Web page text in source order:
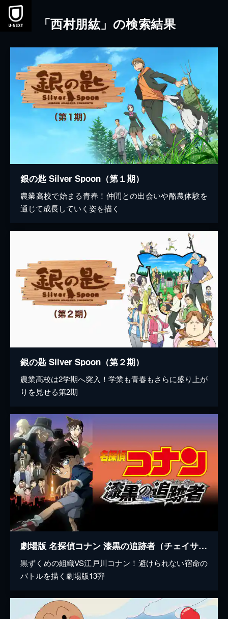
本文へスキップ
「西村朋紘」の検索結果
銀の匙 Silver Spoon（第１期）
農業高校で始まる青春！仲間との出会いや酪農体験を
通じて成長していく姿を描く
銀の匙 Silver Spoon（第２期）
農業高校は2学期へ突入！学業も青春もさらに盛り上が
りを見せる第2期
劇場版 名探偵コナン 漆黒の追跡者（チェイサー）
黒ずくめの組織VS江戸川コナン！避けられない宿命の
バトルを描く劇場版13弾